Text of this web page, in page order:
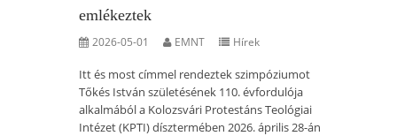
emlékeztek
2026-05-01 EMNT Hírek
Itt és most címmel rendeztek szimpóziumot
Tőkés István születésének 110. évfordulója
alkalmából a Kolozsvári Protestáns Teológiai
Intézet (KPTI) dísztermében 2026. április 28-án